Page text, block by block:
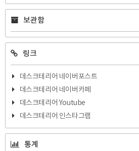
보관함
링크
데스크테리어 네이버포스트
데스크테리어 네이버카페
데스크테리어 Youtube
데스크테리어 인스타그램
통계